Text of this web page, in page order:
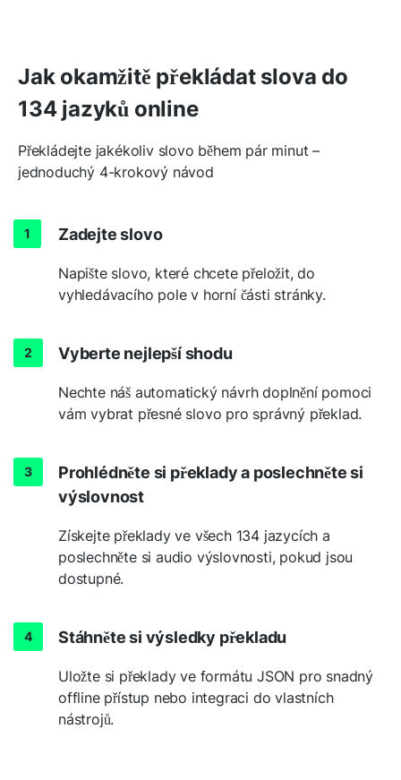
Jak okamžitě překládat slova do
134 jazyků online
Překládejte jakékoliv slovo během pár minut –
jednoduchý 4-krokový návod
Zadejte slovo
Napište slovo, které chcete přeložit, do
vyhledávacího pole v horní části stránky.
Vyberte nejlepší shodu
Nechte náš automatický návrh doplnění pomoci
vám vybrat přesné slovo pro správný překlad.
Prohlédněte si překlady a poslechněte si
výslovnost
Získejte překlady ve všech 134 jazycích a
poslechněte si audio výslovnosti, pokud jsou
dostupné.
Stáhněte si výsledky překladu
Uložte si překlady ve formátu JSON pro snadný
offline přístup nebo integraci do vlastních
nástrojů.